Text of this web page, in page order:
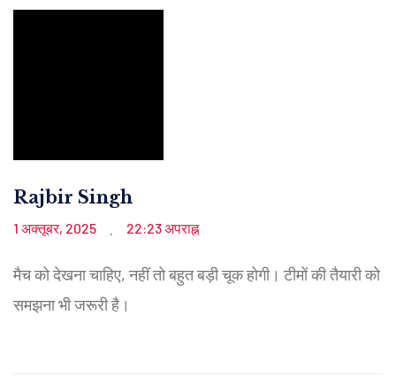
Rajbir Singh
1 अक्तूबर, 2025 22:23 अपराह्न
मैच को देखना चाहिए, नहीं तो बहुत बड़ी चूक होगी। टीमों की तैयारी को
समझना भी जरूरी है।